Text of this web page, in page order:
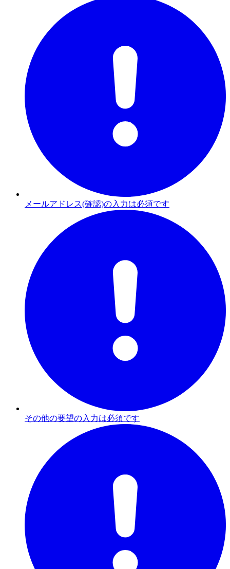
メールアドレス(確認)の入力は必須です
その他の要望の入力は必須です